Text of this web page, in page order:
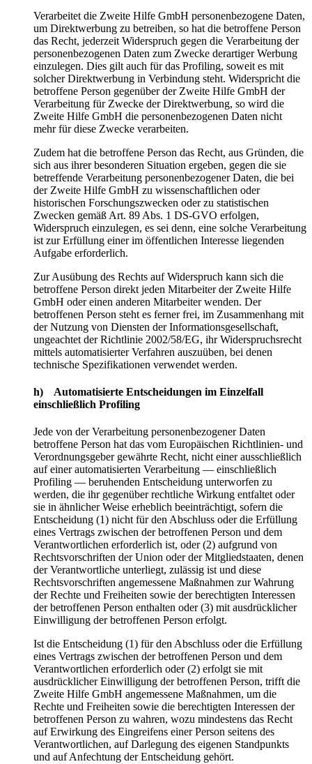
Verarbeitet die Zweite Hilfe GmbH personenbezogene Daten,
um Direktwerbung zu betreiben, so hat die betroffene Person
das Recht, jederzeit Widerspruch gegen die Verarbeitung der
personenbezogenen Daten zum Zwecke derartiger Werbung
einzulegen. Dies gilt auch für das Profiling, soweit es mit
solcher Direktwerbung in Verbindung steht. Widerspricht die
betroffene Person gegenüber der Zweite Hilfe GmbH der
Verarbeitung für Zwecke der Direktwerbung, so wird die
Zweite Hilfe GmbH die personenbezogenen Daten nicht
mehr für diese Zwecke verarbeiten.
Zudem hat die betroffene Person das Recht, aus Gründen, die
sich aus ihrer besonderen Situation ergeben, gegen die sie
betreffende Verarbeitung personenbezogener Daten, die bei
der Zweite Hilfe GmbH zu wissenschaftlichen oder
historischen Forschungszwecken oder zu statistischen
Zwecken gemäß Art. 89 Abs. 1 DS-GVO erfolgen,
Widerspruch einzulegen, es sei denn, eine solche Verarbeitung
ist zur Erfüllung einer im öffentlichen Interesse liegenden
Aufgabe erforderlich.
Zur Ausübung des Rechts auf Widerspruch kann sich die
betroffene Person direkt jeden Mitarbeiter der Zweite Hilfe
GmbH oder einen anderen Mitarbeiter wenden. Der
betroffenen Person steht es ferner frei, im Zusammenhang mit
der Nutzung von Diensten der Informationsgesellschaft,
ungeachtet der Richtlinie 2002/58/EG, ihr Widerspruchsrecht
mittels automatisierter Verfahren auszuüben, bei denen
technische Spezifikationen verwendet werden.
h) Automatisierte Entscheidungen im Einzelfall
einschließlich Profiling
Jede von der Verarbeitung personenbezogener Daten
betroffene Person hat das vom Europäischen Richtlinien- und
Verordnungsgeber gewährte Recht, nicht einer ausschließlich
auf einer automatisierten Verarbeitung — einschließlich
Profiling — beruhenden Entscheidung unterworfen zu
werden, die ihr gegenüber rechtliche Wirkung entfaltet oder
sie in ähnlicher Weise erheblich beeinträchtigt, sofern die
Entscheidung (1) nicht für den Abschluss oder die Erfüllung
eines Vertrags zwischen der betroffenen Person und dem
Verantwortlichen erforderlich ist, oder (2) aufgrund von
Rechtsvorschriften der Union oder der Mitgliedstaaten, denen
der Verantwortliche unterliegt, zulässig ist und diese
Rechtsvorschriften angemessene Maßnahmen zur Wahrung
der Rechte und Freiheiten sowie der berechtigten Interessen
der betroffenen Person enthalten oder (3) mit ausdrücklicher
Einwilligung der betroffenen Person erfolgt.
Ist die Entscheidung (1) für den Abschluss oder die Erfüllung
eines Vertrags zwischen der betroffenen Person und dem
Verantwortlichen erforderlich oder (2) erfolgt sie mit
ausdrücklicher Einwilligung der betroffenen Person, trifft die
Zweite Hilfe GmbH angemessene Maßnahmen, um die
Rechte und Freiheiten sowie die berechtigten Interessen der
betroffenen Person zu wahren, wozu mindestens das Recht
auf Erwirkung des Eingreifens einer Person seitens des
Verantwortlichen, auf Darlegung des eigenen Standpunkts
und auf Anfechtung der Entscheidung gehört.